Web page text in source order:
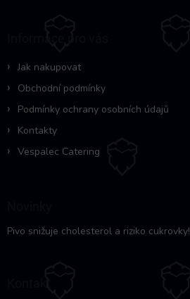
Jak nakupovat
Obchodní podmínky
Podmínky ochrany osobních údajů
Kontakty
Vespalec Catering
Pivo snižuje cholesterol a riziko cukrovky!